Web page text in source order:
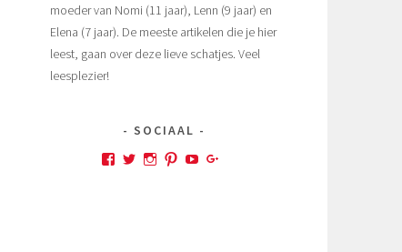
moeder van Nomi (11 jaar), Lenn (9 jaar) en
Elena (7 jaar). De meeste artikelen die je hier
leest, gaan over deze lieve schatjes. Veel
leesplezier!
SOCIAAL
BekijkBekijkBekijkBekijkBekijk